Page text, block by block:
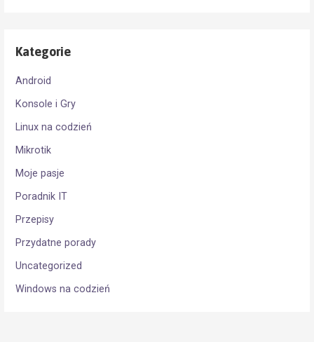
Kategorie
Android
Konsole i Gry
Linux na codzień
Mikrotik
Moje pasje
Poradnik IT
Przepisy
Przydatne porady
Uncategorized
Windows na codzień